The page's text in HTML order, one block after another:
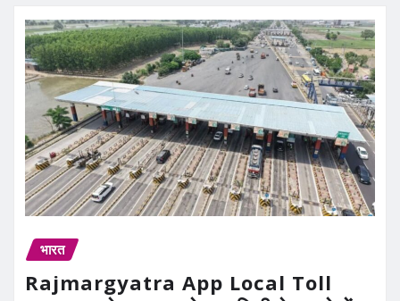
भारत
Rajmargyatra App Local Toll